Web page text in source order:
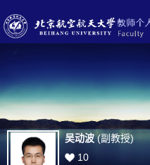
吴动波(副教授)
10